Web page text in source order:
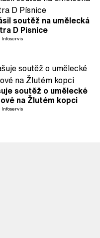
soutěž na umělecká
D Písnice
Infoservis
soutěž o umělecké
na Žlutém kopci
Infoservis